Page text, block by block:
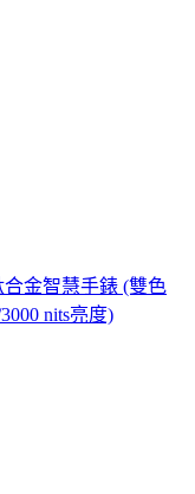
合金智慧手錶 (雙色
nits亮度)